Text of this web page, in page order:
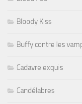
Bloody Kiss
Buffy contre les
Cadavre exquis
Candélabres